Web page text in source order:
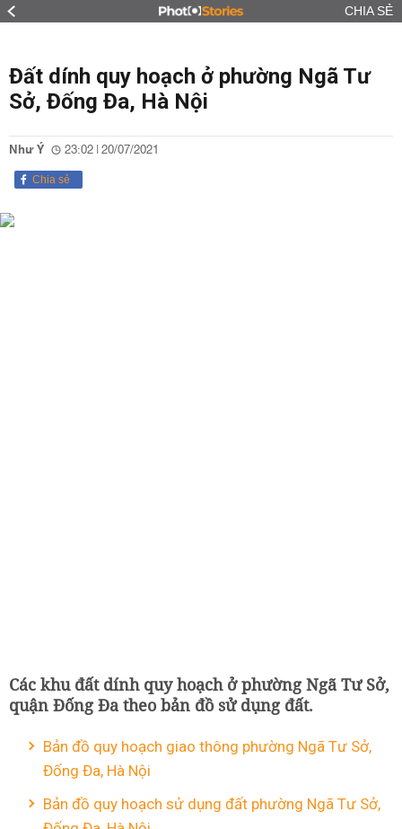
CHIA SẺ
Đất dính quy hoạch ở phường Ngã Tư
Sở, Đống Đa, Hà Nội
Như Ý 23:02 | 20/07/2021
Chia sẻ
Các khu đất dính quy hoạch ở phường Ngã Tư Sở,
quận Đống Đa theo bản đồ sử dụng đất.
Bản đồ quy hoạch giao thông phường Ngã Tư Sở,
Đống Đa, Hà Nội
Bản đồ quy hoạch sử dụng đất phường Ngã Tư Sở,